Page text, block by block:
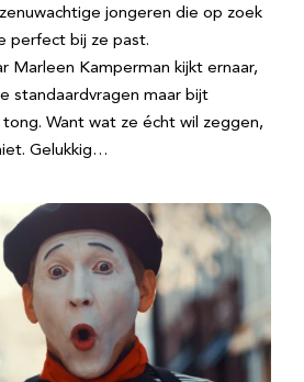
jongeren die op zoek
perfect bij ze past.
Marleen Kamperman kijkt ernaar,
standaardvragen maar bijt
Want wat ze écht wil zeggen,
Gelukkig…